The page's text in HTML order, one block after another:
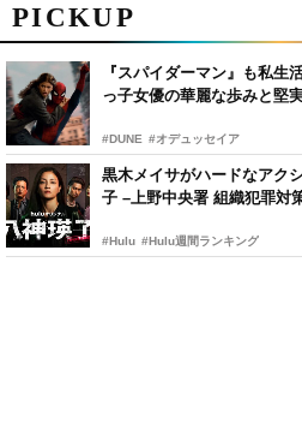
PICKUP
『スパイダーマン』も私生
っ子女優の華麗な歩みと堅
#DUNE #オデュッセイア
黒木メイサがハードなアク
子 –上野中央署 組織犯罪対
#Hulu #Hulu週間ランキング